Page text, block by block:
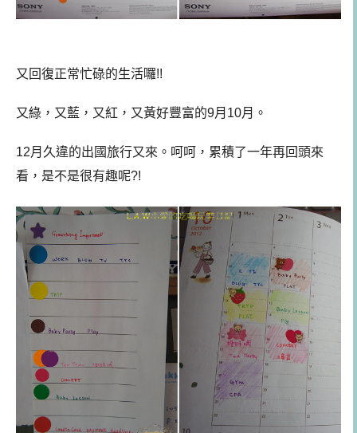
又回復正常忙碌的生活囉!!
又綠，又藍，又紅，又黃好豐富的9月10月。
12月久違的出國旅行又來。 呵呵，累積了一年再回頭來
看，是不是很有趣呢?!